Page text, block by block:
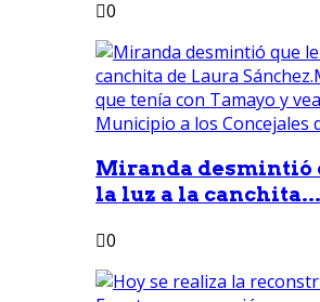
0
Miranda desmintió
la luz a la canchita...
0